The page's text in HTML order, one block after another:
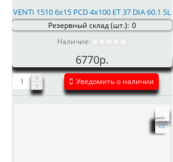
VENTI 1510 6x15 PCD 4x100 ET 37 DIA 60.1 SL
Резервный склад (шт.): 0
Наличие:
6770р.
Уведомить о наличии